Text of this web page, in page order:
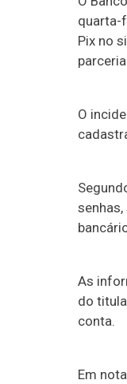
quarta-
Pix no
O
As
do
conta.
Em